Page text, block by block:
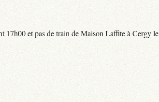
17h00 et pas de train de Maison Laffite à Cergy le